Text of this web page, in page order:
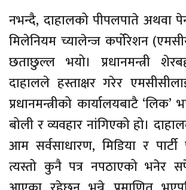
नभन्दै, दाहालको पीपलपाते अथवा
मिलेनियम च्यालेन्ज कर्पोरेशन
छताछुल्ल भयो। प्रधानमन्त्री
दाहालले हस्ताक्षर गरेर
प्रधानमन्त्रीको कार्यालयबाटै ‘लिक’
बोली र व्यवहार नांगिएको हो।
आम सर्वसाधारण, मिडिया र
त्यस्तो कुनै पत्र नपठाएको भनेर